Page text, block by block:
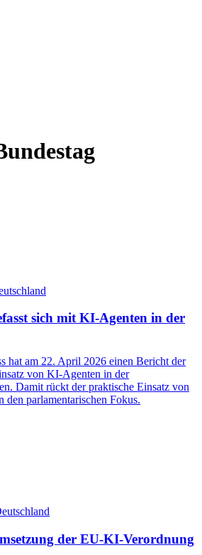
sich mit KI-Agenten in der
hat am 22. April 2026 einen Bericht der
von KI-Agenten in der
Damit rückt der praktische Einsatz von
parlamentarischen Fokus.
der EU-KI-Verordnung